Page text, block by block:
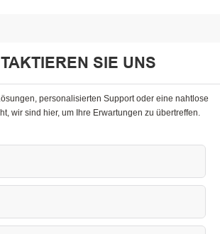
SIE UNS
personalisierten Support oder eine nahtlose
wir sind hier, um Ihre Erwartungen zu übertreffen.